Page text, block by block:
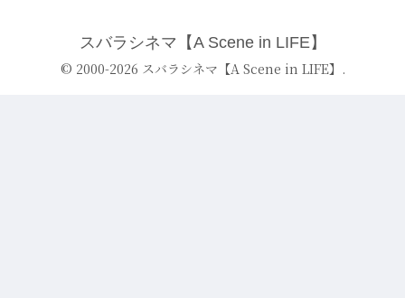
スバラシネマ【A Scene in LIFE】
© 2000-2026 スバラシネマ【A Scene in LIFE】.